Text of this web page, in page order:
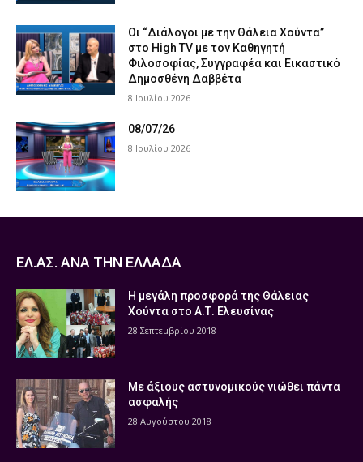
Οι “Διάλογοι με την Θάλεια Χούντα”
στο High TV με τον Καθηγητή
Φιλοσοφίας, Συγγραφέα και Εικαστικό
Δημοσθένη Δαββέτα
8 Ιουλίου 2026
08/07/26
8 Ιουλίου 2026
ΕΛ.ΑΣ. ΑΝΑ ΤΗΝ ΕΛΛΑΔΑ
Η μεγάλη προσφορά της Θάλειας
Χούντα στο Α.Τ. Ελευσίνας
28 Σεπτεμβρίου 2018
Με άξιους αστυνομικούς νιώθει πάντα
ασφαλής
28 Αυγούστου 2018